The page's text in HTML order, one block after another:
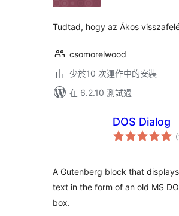
Tudtad, hogy az Ákos
csomorelwood
少於10 次運作中的安裝
在 6.2.10 測試過
DOS Dialog
A Gutenberg block that
text in the form of an old MS
box.